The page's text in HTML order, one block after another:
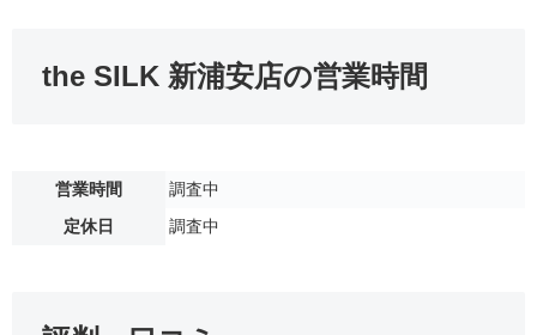
the SILK 新浦安店の営業時間
営業時間
調査中
定休日
調査中